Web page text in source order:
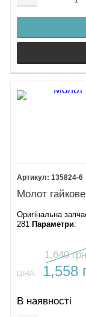
135824-6
Молот
Оригінальна
281
Параметри:
1,640
ЦІНА: 1,558
В наявності